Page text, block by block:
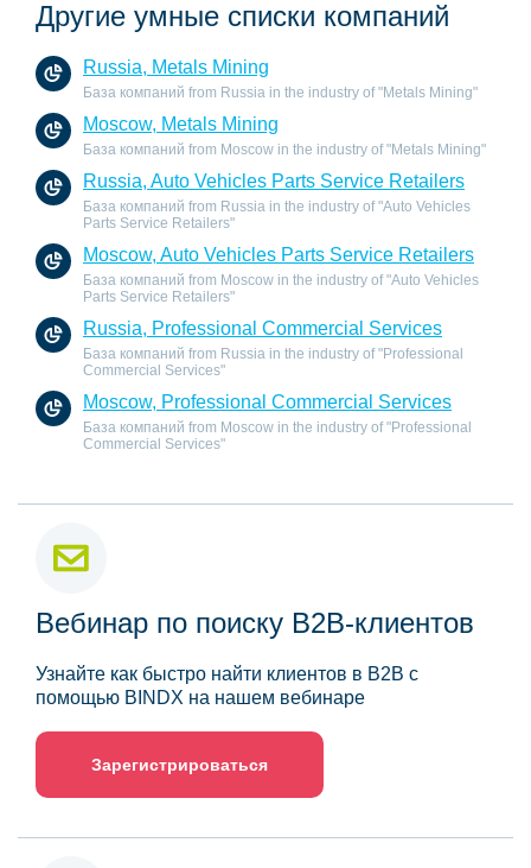
Другие умные списки компаний
Russia, Metals Mining
База компаний from Russia in the industry of "Metals Mining"
Moscow, Metals Mining
База компаний from Moscow in the industry of "Metals Mining"
Russia, Auto Vehicles Parts Service Retailers
База компаний from Russia in the industry of "Auto Vehicles
Parts Service Retailers"
Moscow, Auto Vehicles Parts Service Retailers
База компаний from Moscow in the industry of "Auto Vehicles
Parts Service Retailers"
Russia, Professional Commercial Services
База компаний from Russia in the industry of "Professional
Commercial Services"
Moscow, Professional Commercial Services
База компаний from Moscow in the industry of "Professional
Commercial Services"
Вебинар по поиску B2B-клиентов
Узнайте как быстро найти клиентов в B2B с
помощью BINDX на нашем вебинаре
Зарегистрироваться